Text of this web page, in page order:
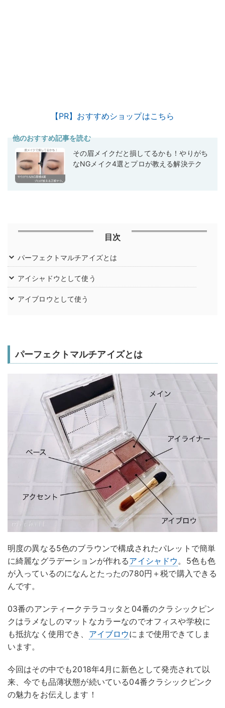
【PR】おすすめショップはこちら
他のおすすめ記事を読む
その眉メイクだと損してるかも！やりがち
なNGメイク4選とプロが教える解決テク
目次
パーフェクトマルチアイズとは
アイシャドウとして使う
アイブロウとして使う
パーフェクトマルチアイズとは
明度の異なる5色のブラウンで構成されたパレットで簡単
に綺麗なグラデーションが作れるアイシャドウ 。5色も色
が入っているのになんとたったの780円＋税で購入できる
んです。
03番のアンティークテラコッタと04番のクラシックピン
クはラメなしのマットなカラーなのでオフィスや学校に
も抵抗なく使用でき、 アイブロウにまで使用できてしま
います。
今回はその中でも2018年4月に新色として発売されて以
来、今でも品薄状態が続いている04番クラシックピンク
の魅力をお伝えします！